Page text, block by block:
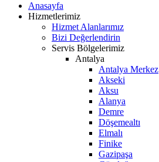
Anasayfa
Hizmetlerimiz
Hizmet Alanlarımız
Bizi Değerlendirin
Servis Bölgelerimiz
Antalya
Antalya Merkez
Akseki
Aksu
Alanya
Demre
Döşemealtı
Elmalı
Finike
Gazipaşa